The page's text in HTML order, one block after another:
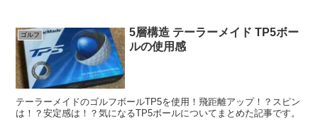
ゴルフ
5層構造 テーラーメイド TP5ボー
ルの使用感
テーラーメイドのゴルフボールTP5を使用！飛距離アップ！？スピン
は！？安定感は！？気になるTP5ボールについてまとめた記事です。